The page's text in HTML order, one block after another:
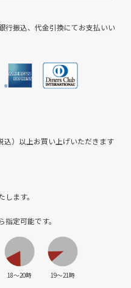
行振込、代金引換にてお支払いい
）以上お買い上げいただきます
ます。
定可能です。
18〜20時 19〜21時